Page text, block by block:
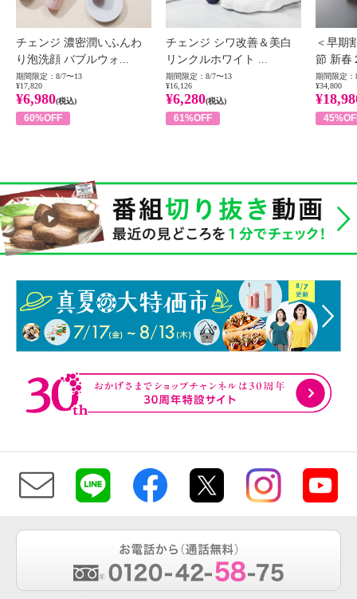
チェンジ 濃密潤いふんわ
り泡洗顔 バブルウォ...
期間限定：8/7〜13
¥17,820
¥6,980(税込)
60%OFF
チェンジ シワ改善＆美白
リンクルホワイト ...
期間限定：8/7〜13
¥16,126
¥6,280(税込)
61%OFF
＜早期
節 新春
期間限定：
¥34,800